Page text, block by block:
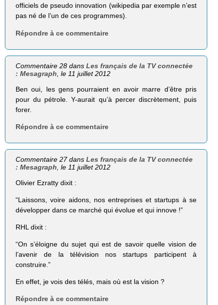
officiels de pseudo innovation (wikipedia par exemple n’est
pas né de l’un de ces programmes).
Répondre à ce commentaire
Commentaire 28 dansLes français de la TV connectée
: Mesagraph , le 11 juillet 2012
Ben oui, les gens pourraient en avoir marre d’être pris
pour du pétrole. Y-aurait qu’à percer discrètement, puis
forer.
Répondre à ce commentaire
Commentaire 27 dansLes français de la TV connectée
: Mesagraph , le 11 juillet 2012
Olivier Ezratty dixit :
“Lais­sons, voire aidons, nos entre­prises et star­tups à se
déve­lop­per dans ce mar­ché qui évolue et qui innove !”
RHL dixit :
“On s’éloigne du sujet qui est de savoir quelle vision de
l’avenir de la télé­vi­sion nos star­tups par­ti­cipent à
construire.”
En effet, je vois des télés, mais où est la vision ?
Répondre à ce commentaire